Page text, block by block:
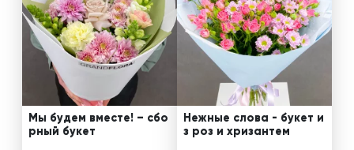
Мы будем вместе! – сбо
рный букет
Нежные слова - букет и
з роз и хризантем